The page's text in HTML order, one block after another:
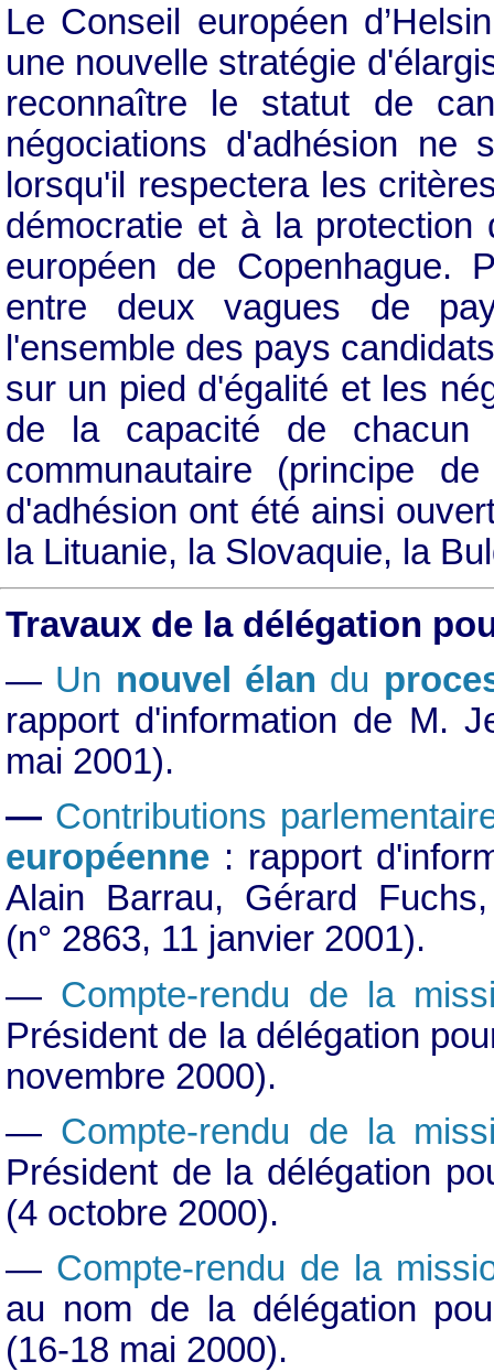
Le Conseil européen
une nouvelle stratégie
reconnaître le statut de
négociations d'adhésion ne
lorsqu'il respectera les
démocratie et à la
européen de Copenhague.
entre deux vagues de
l'ensemble des pays
sur un pied d'égalité et les
de la capacité de chacun
communautaire (principe
d'adhésion ont été ainsi
la Lituanie, la Slovaquie, la
Travaux de la délégation
— Un nouvel élan du
rapport d'information de M.
mai 2001).
— Contributions
européenne : rapport
Alain Barrau, Gérard
(n° 2863, 11 janvier 2001).
— Compte-rendu de la
Président de la délégation
novembre 2000).
— Compte-rendu de la
Président de la délégation
(4 octobre 2000).
— Compte-rendu de la
au nom de la délégation
(16-18 mai 2000).